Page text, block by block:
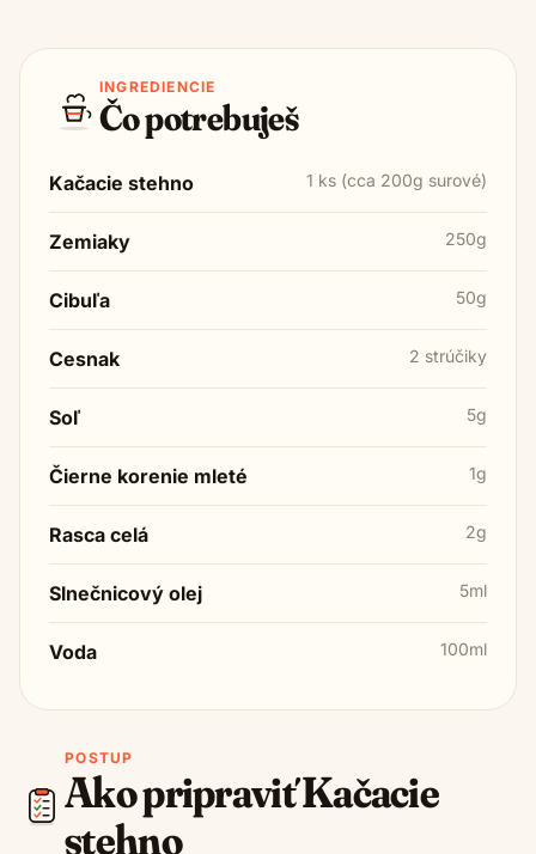
INGREDIENCIE
Čo potrebuješ
Kačacie stehno 1 ks (cca 200g surové)
Zemiaky 250g
Cibuľa 50g
Cesnak 2 strúčiky
Soľ 5g
Čierne korenie mleté 1g
Rasca celá 2g
Slnečnicový olej 5ml
Voda 100ml
POSTUP
Ako pripraviťKačacie
stehno